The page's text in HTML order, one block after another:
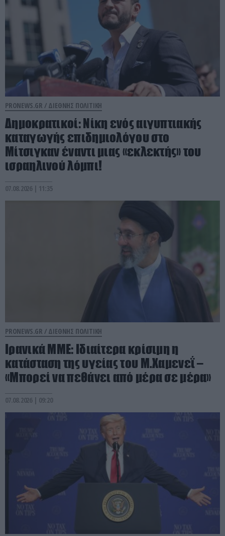
PRONEWS.GR / ΔΙΕΘΝΗΣ ΠΟΛΙΤΙΚΗ
Δημοκρατικοί: Νίκη ενός αιγυπτιακής
καταγωγής επιδημιολόγου στο
Μίτσιγκαν έναντι μιας «εκλεκτής» του
ισραηλινού λόμπι!
07.08.2026 | 11:35
PRONEWS.GR / ΔΙΕΘΝΗΣ ΠΟΛΙΤΙΚΗ
Ιρανικά ΜΜΕ: Ιδιαίτερα κρίσιμη η
κατάσταση της υγείας του Μ.Χαμενεΐ –
«Μπορεί να πεθάνει από μέρα σε μέρα»
07.08.2026 | 09:20